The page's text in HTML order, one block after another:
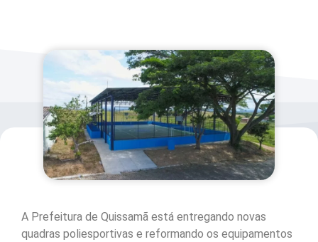
A Prefeitura de Quissamã está entregando novas
quadras poliesportivas e reformando os equipamentos